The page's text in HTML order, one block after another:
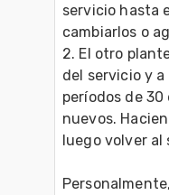
servicio hasta
cambiarlos o
2. El otro
del servicio y
períodos de 30
nuevos.
luego volver al